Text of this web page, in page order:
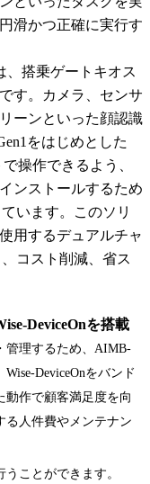
滑かつ正確に実行す
、搭乗ゲートキオス
す。カメラ、センサ
ーンといった顔認識
をはじめとした
操作できるよう、
ンストールするため
います。このソリ
用するデュアルチャ
コスト削減、省ス
DeviceOnを搭載
管理するため、AIMB-
DeviceOnをバンド
動作で顧客満足度を向
る人件費やメンテナン
ことができます。